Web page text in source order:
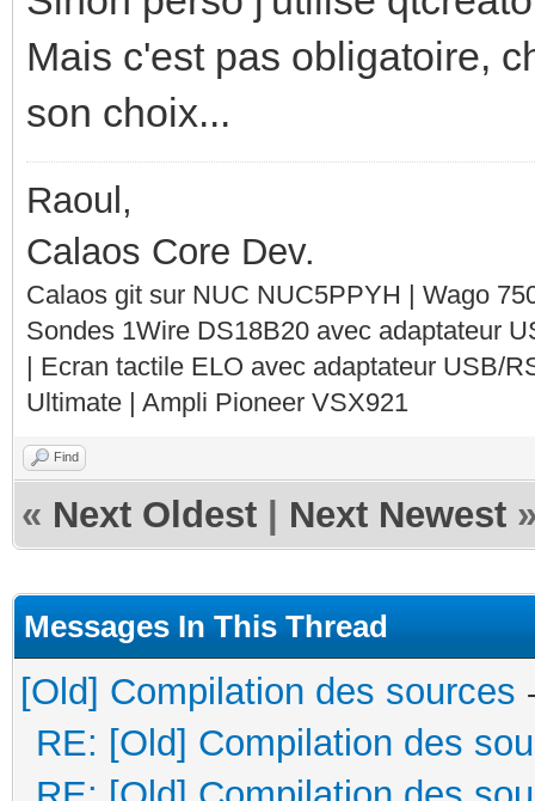
Mais c'est pas obligatoire,
son choix...
Raoul,
Calaos Core Dev.
Calaos git sur NUC NUC5PPYH | Wago
Sondes 1Wire DS18B20 avec adaptateur
| Ecran tactile ELO avec adaptateur USB/
Ultimate | Ampli Pioneer VSX921
Find
« Next Oldest Next Newest
Messages In This Thread
[Old] Compilation des sources
RE: [Old] Compilation des